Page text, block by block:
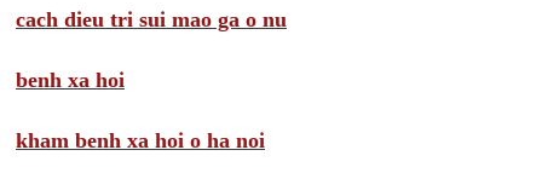
cach dieu tri sui mao ga o nu
benh xa hoi
kham benh xa hoi o ha noi